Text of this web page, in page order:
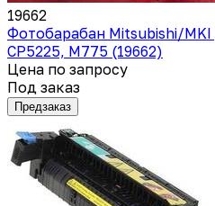
19662
Фотобарабан Mitsubishi/MKI
CP5225, M775 (19662)
Цена по запросу
Под заказ
Предзаказ